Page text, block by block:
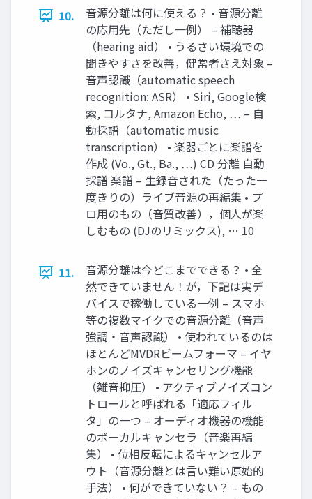
10.
音源分離は何に使える？ • 音源分離
の応用先（ただし一例） – 補聴器
（hearing aid） • うるさい環境での
聞きやすさを改善，健常者さえ対象 –
音声認識（automatic speech
recognition: ASR） • Siri, Google検
索, コルタナ, Amazon Echo, … – 自
動採譜（automatic music
transcription） • 楽器ごとに楽譜を
作成 (Vo., Gt., Ba., …) CD 分離 自動
採譜 楽譜 – 生録音された（たった一
度きりの）ライブ音源の再編集 • プ
ロ用のもの（音質改善），個人が楽
しむもの (DJのリミックス), … 10
11.
音源分離は今どこまでできる？ • 全
然できていません！が，下記は実デ
バイスで稼働している一例 – スマホ
等の複数マイクでの音源分離（音声
強調・音声認識） • 使われているのは
ほとんどMVDRビームフォーマ – イヤ
ホンのノイズキャンセリング機能
（雑音抑圧） • アクティブノイズコン
トロールと呼ばれる「適応フィル
タ」の一つ – オーディオ機器の機能
のボーカルキャンセラ（音楽再編
集） • 位相反転によるキャンセルア
ウト（音源分離とは言い難い原始的
手法） • 何ができていない？ – もの